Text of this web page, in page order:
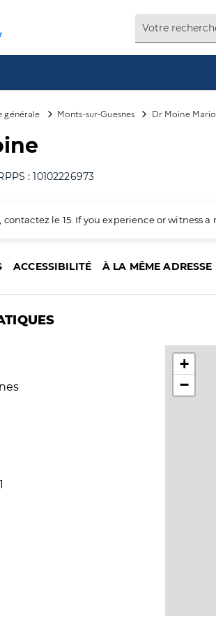
générale Monts-sur-Guesnes Dr Moine
: 10102226973
contactez le 15. If you experience or
ACCESSIBILITÉ À LA MÊME ADRESSE
+
−